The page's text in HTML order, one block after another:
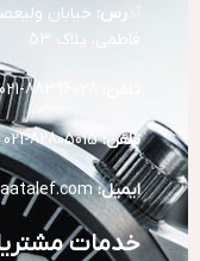
رس: خیابان
فاطمی، پلاک 53
تلفن:82805015-021
ایمیل:
خدمات